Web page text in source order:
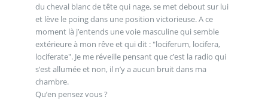
du cheval blanc de tête qui nage, se met debout sur lui
et lève le poing dans une position victorieuse. A ce
moment là j’entends une voie masculine qui semble
extérieure à mon rêve et qui dit : "lociferum, locifera,
lociferate". Je me réveille pensant que c’est la radio qui
s’est allumée et non, il n’y a aucun bruit dans ma
chambre.
Qu’en pensez vous ?